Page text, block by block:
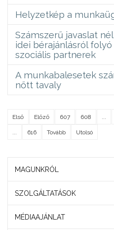
Helyzetkép a
Számszerű javaslat
idei bérajánlásról
szociális partnerek
A munkabalesetek
nőtt tavaly
Első Előző 607 608
616 Tovább Utolsó
MAGUNKRÓL
SZOLGÁLTATÁSOK
MÉDIAAJÁNLAT